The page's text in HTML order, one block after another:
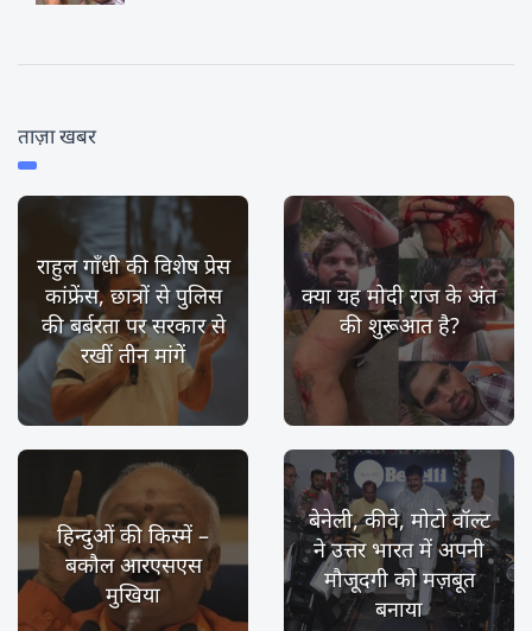
ताज़ा खबर
राहुल गाँधी की विशेष प्रेस
कांफ्रेंस, छात्रों से पुलिस
की बर्बरता पर सरकार से
रखीं तीन मांगें
क्या यह मोदी राज के अंत
की शुरूआत है?
हिन्दुओं की किस्में –
बकौल आरएसएस
मुखिया
बेनेली, कीवे, मोटो वॉल्ट
ने उत्तर भारत में अपनी
मौजूदगी को मज़बूत
बनाया